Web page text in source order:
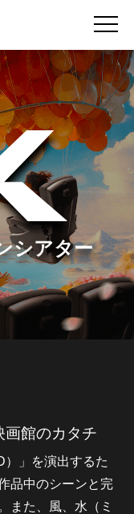
シアター
画館のカタチ
」を演出するた
品中のシーンと完
また、風、水（ミ